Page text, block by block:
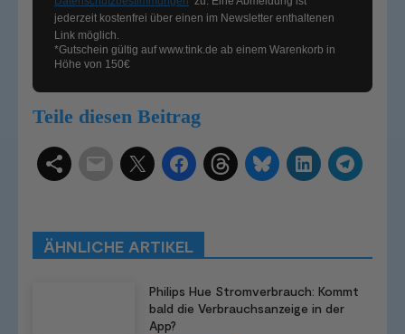
jederzeit kostenfrei über einen im Newsletter enthaltenen
Link möglich.
*Gutschein gültig aufwww.tink.de ab einem Warenkorb in
Höhe von 150€
Teile diesen Beitrag
ÄHNLICHE ARTIKEL
Philips Hue Stromverbrauch: Kommt
bald die Verbrauchsanzeige in der
App?